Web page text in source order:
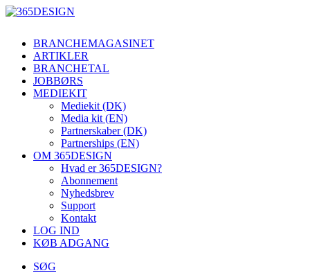
BRANCHEMAGASINET
ARTIKLER
BRANCHETAL
JOBBØRS
MEDIEKIT
Mediekit (DK)
Media kit (EN)
Partnerskaber (DK)
Partnerships (EN)
OM 365DESIGN
Hvad er 365DESIGN?
Abonnement
Nyhedsbrev
Support
Kontakt
LOG IND
KØB ADGANG
SØG